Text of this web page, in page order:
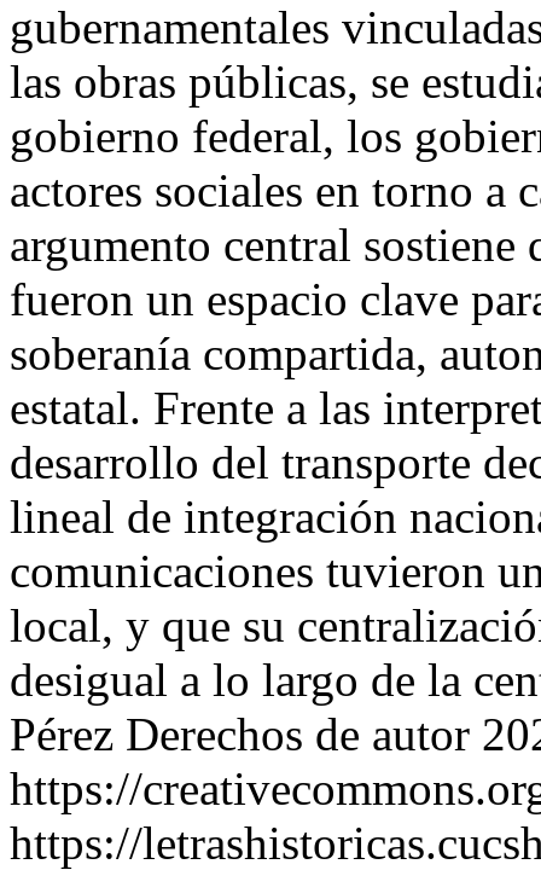
gubernamentales
las obras públicas, se
gobierno federal, los
actores sociales en torno a
argumento central
fueron un espacio clave
soberanía compartida,
estatal. Frente a las
desarrollo del transporte
lineal de integración
comunicaciones tuvieron
local, y que su
desigual a lo largo de la
Pérez Derechos de autor
https://
https://